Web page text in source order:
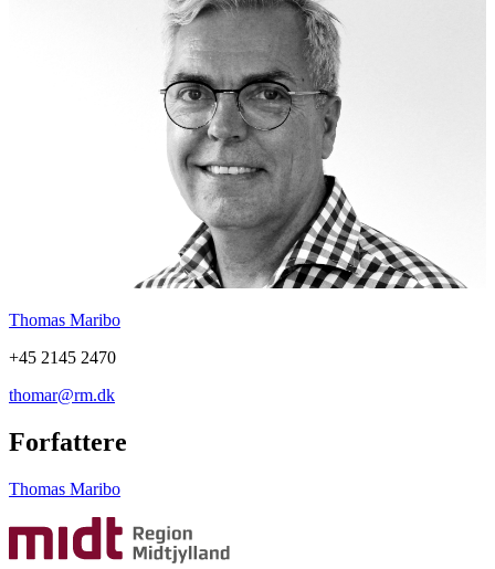
Thomas Maribo
+45 2145 2470
thomar@rm.dk
Forfattere
Thomas Maribo